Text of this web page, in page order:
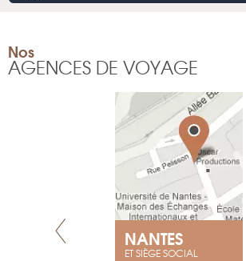
Nos
AGENCES DE VOYAGE
NANTES
ET SIÈGE SOCIAL